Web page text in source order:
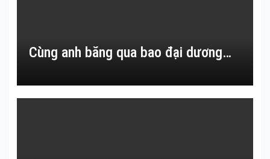
Cùng anh băng qua bao đại dương…